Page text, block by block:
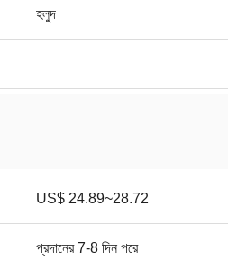
হলুদ
US$ 24.89~28.72
প্রদানের 7-8 দিন পরে